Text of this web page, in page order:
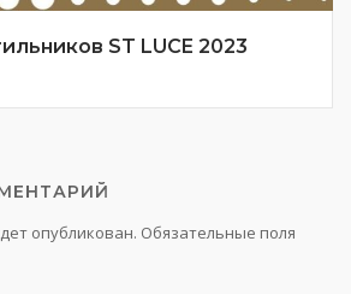
ST LUCE 2023
опубликован. Обязательные поля